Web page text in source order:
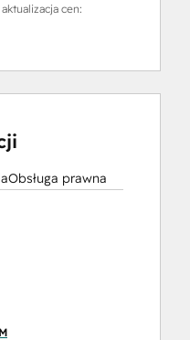
cen:
Obsługa prawna